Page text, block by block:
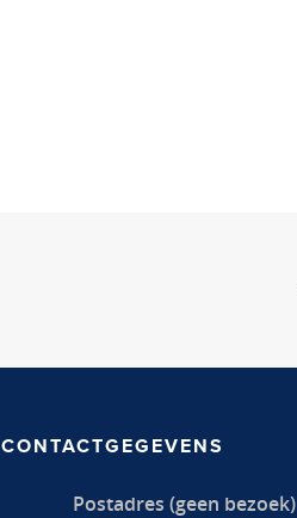
CONTACTGEGEVENS
Postadres (geen bezoek)